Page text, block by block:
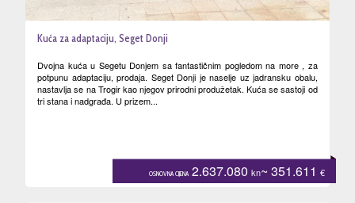
Kuća za adaptaciju, Seget Donji
Dvojna kuća u Segetu Donjem sa fantastičnim pogledom na more , za
potpunu adaptaciju, prodaja. Seget Donji je naselje uz jadransku obalu,
nastavlja se na Trogir kao njegov prirodni produžetak. Kuća se sastoji od
tri stana i nadgrađa. U prizem...
OSNOVNA CIJENA 2.637.080 kn~ 351.611 €